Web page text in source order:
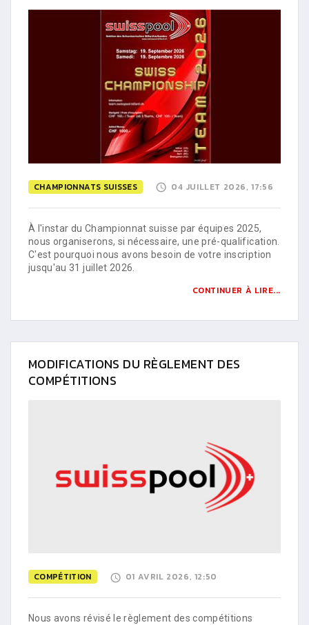
CHAMPIONNATS SUISSES 04 JUILLET 2026, 17:56
À l'instar du Championnat suisse par équipes 2025,
nous organiserons, si nécessaire, une pré-qualification.
C'est pourquoi nous avons besoin de votre inscription
jusqu'au 31 juillet 2026.
CONTINUER À LIRE...
MODIFICATIONS DU RÈGLEMENT DES
COMPÉTITIONS
COMPÉTITION 01 AVRIL 2026, 12:50
Nous avons révisé le règlement des compétitions